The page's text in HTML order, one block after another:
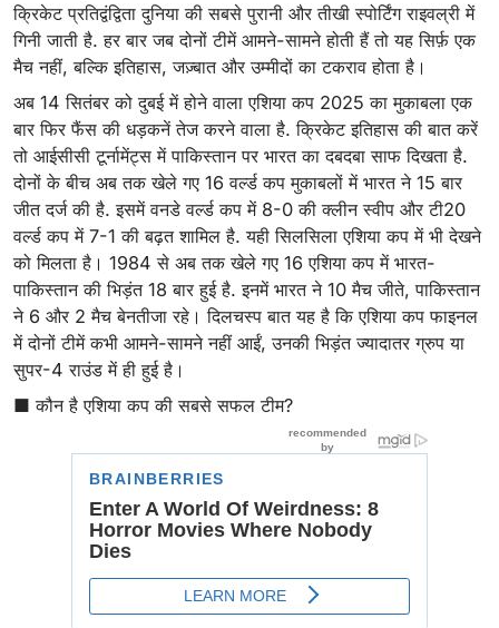
क्रिकेट प्रतिद्वंद्विता दुनिया की सबसे पुरानी और तीखी स्पोर्टिंग राइवल्री में
गिनी जाती है. हर बार जब दोनों टीमें आमने-सामने होती हैं तो यह सिर्फ़ एक
मैच नहीं, बल्कि इतिहास, जज़्बात और उम्मीदों का टकराव होता है।
अब 14 सितंबर को दुबई में होने वाला एशिया कप 2025 का मुकाबला एक
बार फिर फैंस की धड़कनें तेज करने वाला है. क्रिकेट इतिहास की बात करें
तो आईसीसी टूर्नामेंट्स में पाकिस्तान पर भारत का दबदबा साफ दिखता है.
दोनों के बीच अब तक खेले गए 16 वर्ल्ड कप मुकाबलों में भारत ने 15 बार
जीत दर्ज की है. इसमें वनडे वर्ल्ड कप में 8-0 की क्लीन स्वीप और टी20
वर्ल्ड कप में 7-1 की बढ़त शामिल है. यही सिलसिला एशिया कप में भी देखने
को मिलता है। 1984 से अब तक खेले गए 16 एशिया कप में भारत-
पाकिस्तान की भिड़ंत 18 बार हुई है. इनमें भारत ने 10 मैच जीते, पाकिस्तान
ने 6 और 2 मैच बेनतीजा रहे। दिलचस्प बात यह है कि एशिया कप फाइनल
में दोनों टीमें कभी आमने-सामने नहीं आईं, उनकी भिड़ंत ज्यादातर ग्रुप या
सुपर-4 राउंड में ही हुई है।
■ कौन है एशिया कप की सबसे सफल टीम?